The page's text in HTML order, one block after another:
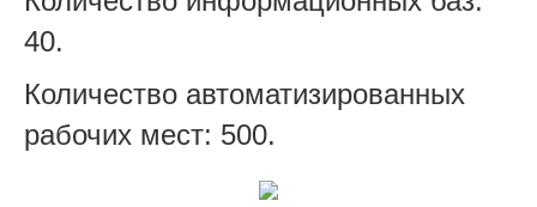
40.
Количество автоматизированных
рабочих мест: 500.